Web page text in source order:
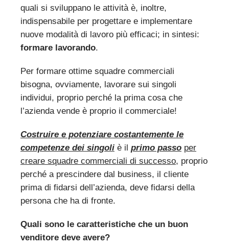
quali si sviluppano le attività è, inoltre,
indispensabile per progettare e implementare
nuove modalità di lavoro più efficaci; in sintesi:
formare lavorando.
Per formare ottime squadre commerciali
bisogna, ovviamente, lavorare sui singoli
individui, proprio perché la prima cosa che
l’azienda vende è proprio il commerciale!
Costruire e potenziare costantemente le
competenze dei singoliè il primo passo per
creare squadre commerciali di successo, proprio
perché a prescindere dal business, il cliente
prima di fidarsi dell’azienda, deve fidarsi della
persona che ha di fronte.
Quali sono le caratteristiche che un buon
venditore deve avere?